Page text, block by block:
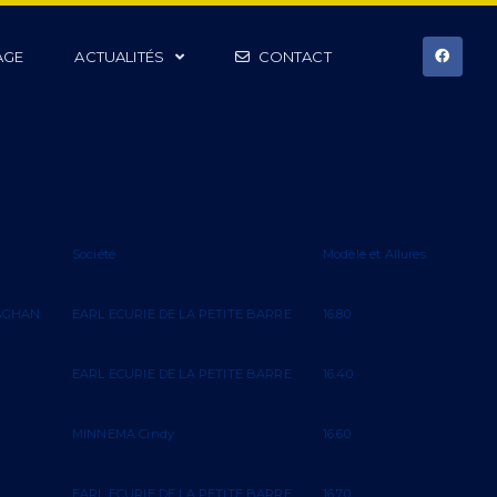
ACTUALITÉS CONTACT
Société Modèle et Allures
EARL ECURIE DE LA PETITE BARRE 16.80
EARL ECURIE DE LA PETITE BARRE 16.40
MINNEMA Cindy 16.60
EARL ECURIE DE LA PETITE BARRE 16.70